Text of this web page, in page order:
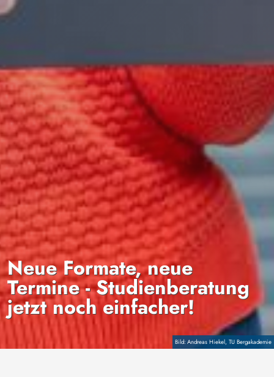
CopyrightAndreas Hiekel, TU Bergakademie
Neue Formate, neue
Termine - Studienberatung
jetzt noch einfacher!